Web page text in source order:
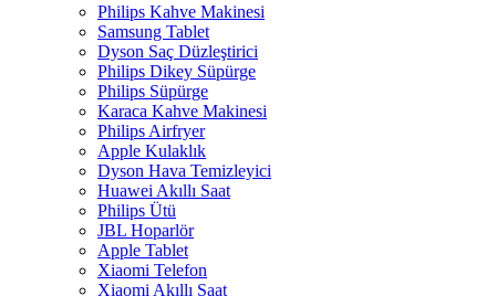
Philips Kahve Makinesi
Samsung Tablet
Dyson Saç Düzleştirici
Philips Dikey Süpürge
Philips Süpürge
Karaca Kahve Makinesi
Philips Airfryer
Apple Kulaklık
Dyson Hava Temizleyici
Huawei Akıllı Saat
Philips Ütü
JBL Hoparlör
Apple Tablet
Xiaomi Telefon
Xiaomi Akıllı Saat